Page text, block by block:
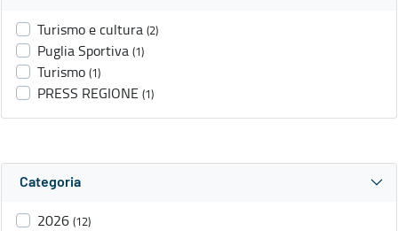
Turismo e cultura (2)
Puglia Sportiva (1)
Turismo (1)
PRESS REGIONE (1)
Categoria
2026 (12)